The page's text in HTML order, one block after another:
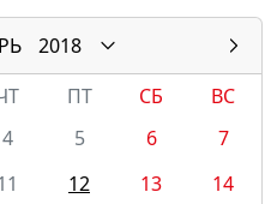
2018
ПТ СБ
ВС
4 5 6
7
12 13
14